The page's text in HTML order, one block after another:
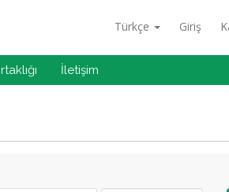
Türkçe Giriş
İletişim